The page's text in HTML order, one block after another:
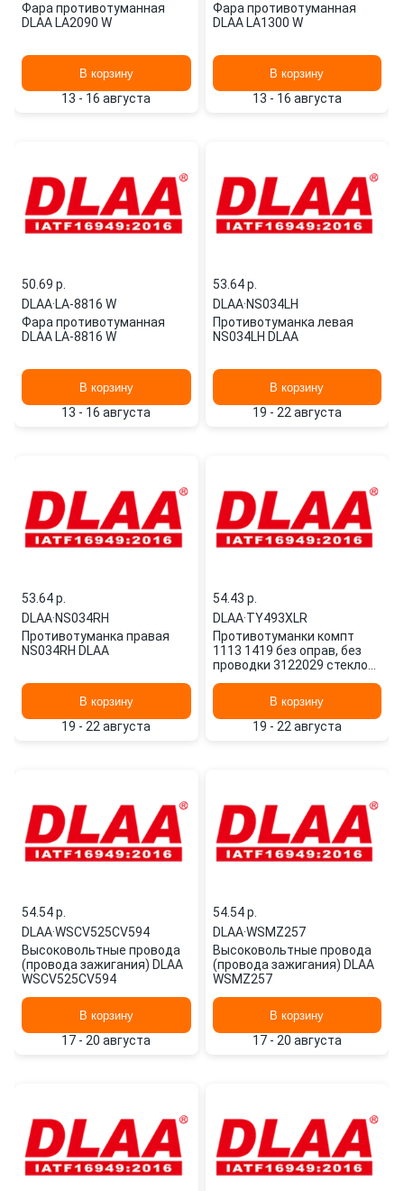
Фара противотуманная
DLAA LA2090 W
В корзину
13 - 16 августа
Фара противотуманная
DLAA LA1300 W
В корзину
13 - 16 августа
50.69 p.
DLAA·LA-8816 W
Фара противотуманная
DLAA LA-8816 W
В корзину
13 - 16 августа
53.64 p.
DLAA·NS034LH
Противотуманка левая
NS034LH DLAA
В корзину
19 - 22 августа
53.64 p.
DLAA·NS034RH
Противотуманка правая
NS034RH DLAA
В корзину
19 - 22 августа
54.43 p.
DLAA·TY493XLR
Противотуманки компт
1113 1419 без оправ, без
проводки 3122029 стекло
В корзину
19 - 22 августа
54.54 p.
DLAA·WSCV525CV594
Высоковольтные провода
(провода зажигания) DLAA
WSCV525CV594
В корзину
17 - 20 августа
54.54 p.
DLAA·WSMZ257
Высоковольтные провода
(провода зажигания) DLAA
WSMZ257
В корзину
17 - 20 августа